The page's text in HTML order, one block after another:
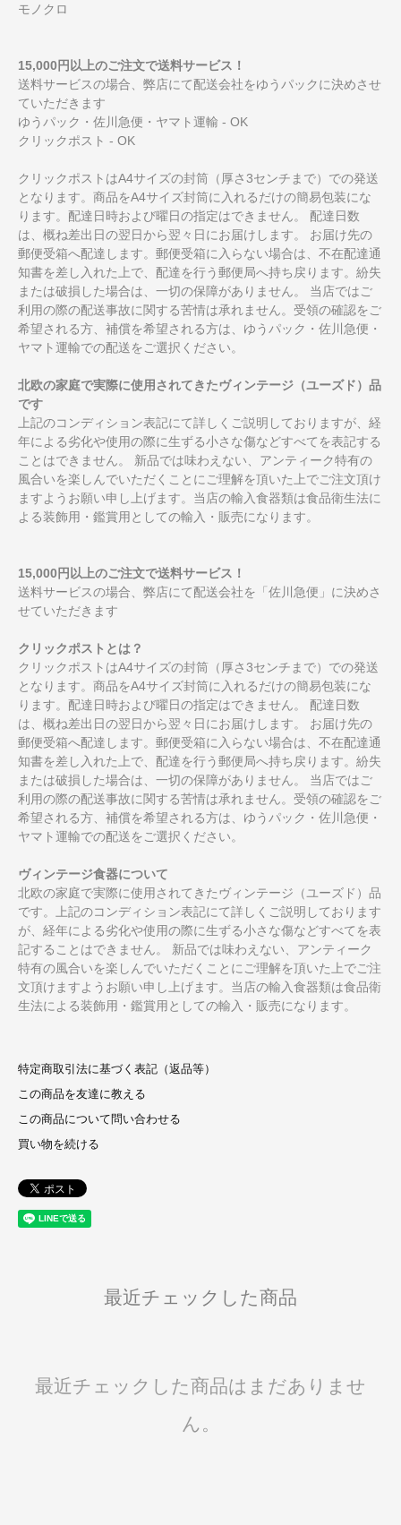
モノクロ
15,000円以上のご注文で送料サービス！
送料サービスの場合、弊店にて配送会社をゆうパックに決めさせ
ていただきます
ゆうパック・佐川急便・ヤマト運輸 - OK
クリックポスト - OK
クリックポストはA4サイズの封筒（厚さ3センチまで）での発送
となります。商品をA4サイズ封筒に入れるだけの簡易包装にな
ります。配達日時および曜日の指定はできません。 配達日数
は、概ね差出日の翌日から翌々日にお届けします。 お届け先の
郵便受箱へ配達します。郵便受箱に入らない場合は、不在配達通
知書を差し入れた上で、配達を行う郵便局へ持ち戻ります。紛失
または破損した場合は、一切の保障がありません。 当店ではご
利用の際の配送事故に関する苦情は承れません。受領の確認をご
希望される方、補償を希望される方は、ゆうパック・佐川急便・
ヤマト運輸での配送をご選択ください。
北欧の家庭で実際に使用されてきたヴィンテージ（ユーズド）品
です
上記のコンディション表記にて詳しくご説明しておりますが、経
年による劣化や使用の際に生ずる小さな傷などすべてを表記する
ことはできません。 新品では味わえない、アンティーク特有の
風合いを楽しんでいただくことにご理解を頂いた上でご注文頂け
ますようお願い申し上げます。当店の輸入食器類は食品衛生法に
よる装飾用・鑑賞用としての輸入・販売になります。
15,000円以上のご注文で送料サービス！
送料サービスの場合、弊店にて配送会社を「佐川急便」に決めさ
せていただきます
クリックポストとは？
クリックポストはA4サイズの封筒（厚さ3センチまで）での発送
となります。商品をA4サイズ封筒に入れるだけの簡易包装にな
ります。配達日時および曜日の指定はできません。 配達日数
は、概ね差出日の翌日から翌々日にお届けします。 お届け先の
郵便受箱へ配達します。郵便受箱に入らない場合は、不在配達通
知書を差し入れた上で、配達を行う郵便局へ持ち戻ります。紛失
または破損した場合は、一切の保障がありません。 当店ではご
利用の際の配送事故に関する苦情は承れません。受領の確認をご
希望される方、補償を希望される方は、ゆうパック・佐川急便・
ヤマト運輸での配送をご選択ください。
ヴィンテージ食器について
北欧の家庭で実際に使用されてきたヴィンテージ（ユーズド）品
です。上記のコンディション表記にて詳しくご説明しております
が、経年による劣化や使用の際に生ずる小さな傷などすべてを表
記することはできません。 新品では味わえない、アンティーク
特有の風合いを楽しんでいただくことにご理解を頂いた上でご注
文頂けますようお願い申し上げます。当店の輸入食器類は食品衛
生法による装飾用・鑑賞用としての輸入・販売になります。
特定商取引法に基づく表記（返品等）
この商品を友達に教える
この商品について問い合わせる
買い物を続ける
最近チェックした商品
最近チェックした商品はまだありませ
ん。